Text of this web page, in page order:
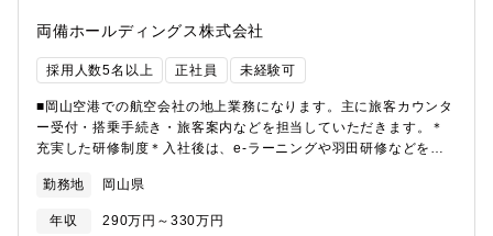
両備ホールディングス株式会社
採用人数5名以上 正社員 未経験可
■岡山空港での航空会社の地上業務になります。主に旅客カウンタ
ー受付・搭乗手続き・旅客案内などを担当していただきます。＊
充実した研修制度＊入社後は、e-ラーニングや羽田研修などを通
て実施します。安心してご応募ください。配属先は適性によって
決定します
勤務地 岡山県
年収 290万円～330万円